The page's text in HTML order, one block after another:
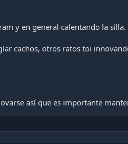
y en general calentando la silla.
cachos, otros ratos toi
así que es importante